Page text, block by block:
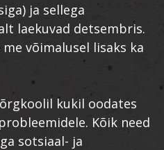
ja sellega
laekuvad detsembris.
võimalusel lisaks ka
kukil oodates
Kõik need
sotsiaal- ja